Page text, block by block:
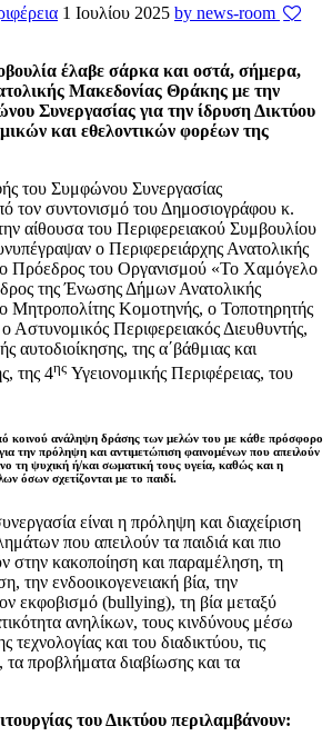
1 Ιουλίου 2025 by news-room
έλαβε σάρκα και οστά, σήμερα,
Μακεδονίας Θράκης με την
Συνεργασίας για την ίδρυση Δικτύου
και εθελοντικών φορέων της
του Συμφώνου Συνεργασίας
τον συντονισμό του Δημοσιογράφου κ.
αίθουσα του Περιφερειακού Συμβουλίου
ο Περιφερειάρχης Ανατολικής
Πρόεδρος του Οργανισμού «Το Χαμόγελο
της Ένωσης Δήμων Ανατολικής
Μητροπολίτης Κομοτηνής, ο Τοποτηρητής
Περιφερειακός Διευθυντής,
αυτοδιοίκησης, της α΄βάθμιας και
της 4ης Υγειονομικής Περιφέρειας, του
κοινού ανάληψη δράσης των μελών του με κάθε πρόσφορο
την πρόληψη και αντιμετώπιση φαινομένων που απειλούν
τη ψυχική ή/και σωματική τους υγεία, καθώς και η
όσων σχετίζονται με το παιδί.
είναι η πρόληψη και διαχείριση
που απειλούν τα παιδιά και πιο
στην κακοποίηση και παραμέληση, τη
την ενδοοικογενειακή βία, την
εκφοβισμό (bullying), τη βία μεταξύ
ανηλίκων, τους κινδύνους μέσω
και του διαδικτύου, τις
τα προβλήματα διαβίωσης και τα
του Δικτύου περιλαμβάνουν: